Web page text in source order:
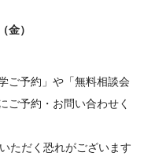
金）
ご予約」や「無料相談会
ご予約・お問い合わせく
ただく恐れがございます